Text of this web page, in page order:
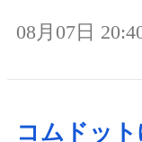
08月07日
コムドッ